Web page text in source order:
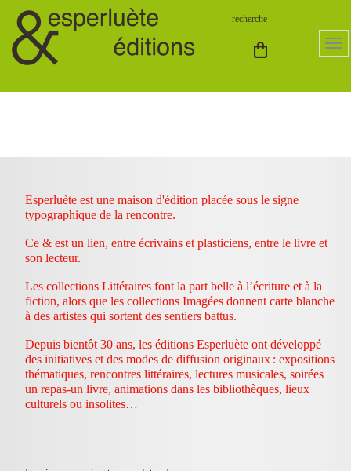
Esperluète est une maison d'édition placée sous le signe
typographique de la rencontre.
Ce & est un lien, entre écrivains et plasticiens, entre le livre et
son lecteur.
Les collections Littéraires font la part belle à l’écriture et à la
fiction, alors que les collections Imagées donnent carte blanche
à des artistes qui sortent des sentiers battus.
Depuis bientôt 30 ans, les éditions Esperluète ont développé
des initiatives et des modes de diffusion originaux : expositions
thématiques, rencontres littéraires, lectures musicales, soirées
un repas-un livre, animations dans les bibliothèques, lieux
culturels ou insolites…